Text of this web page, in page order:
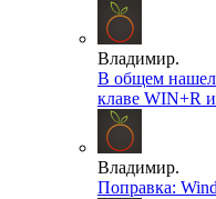
Владимир.
В общем нашел
клаве WIN+R
Владимир.
Поправка: